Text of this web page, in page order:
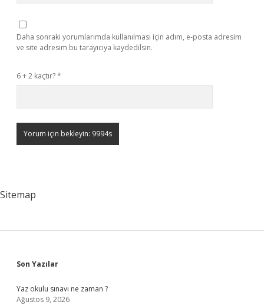
Daha sonraki yorumlarımda kullanılması için adım, e-posta adresim
ve site adresim bu tarayıcıya kaydedilsin.
6 + 2 kaçtır?*
Sitemap
Sidebar
Son Yazılar
Yaz okulu sınavı ne zaman ?
Ağustos 9, 2026